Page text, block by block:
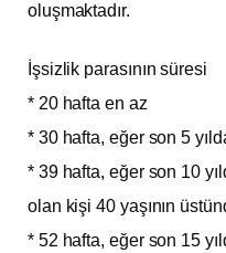
oluşmaktadır.
İşsizlik parasının süresi
* 20 hafta en az
* 30 hafta, eğer son 5
* 39 hafta, eğer son 10
olan kişi 40 yaşının
* 52 hafta, eğer son 15